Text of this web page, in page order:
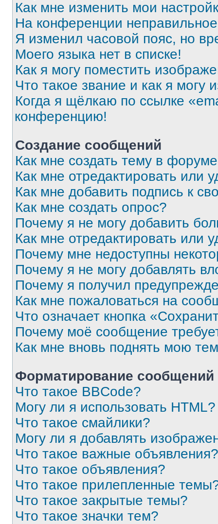
Как мне изменить мои
На конференции
Я изменил часовой пояс, но
Моего языка нет в списке!
Как я могу поместить
Что такое звание и как я могу
Когда я щёлкаю по ссылке
конференцию!
Создание сообщений
Как мне создать тему в
Как мне отредактировать или
Как мне добавить подпись к
Как мне создать опрос?
Почему я не могу добавить
Как мне отредактировать или
Почему мне недоступны
Почему я не могу добавлять
Почему я получил
Как мне пожаловаться на
Что означает кнопка
Почему моё сообщение
Как мне вновь поднять мою
Форматирование
Что такое BBCode?
Могу ли я использовать HTML?
Что такое смайлики?
Могу ли я добавлять
Что такое важные объявления?
Что такое объявления?
Что такое прилепленные
Что такое закрытые темы?
Что такое значки тем?